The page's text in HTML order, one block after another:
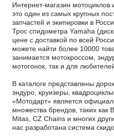
Интернет-магазин мотоциклов
это один из самых крупных
запчастей и экипировки в
Трос спидометра Yamaha
цене с доставкой по всей
можете найти более 10000
занимается мотокроссом,
мотогонок, так и для
В каталоге представлены
эндуро, круизеры,
«Мотодарт» является
множества брендов, таких как
Mitas, CZ Chains и многих
нас разработана система